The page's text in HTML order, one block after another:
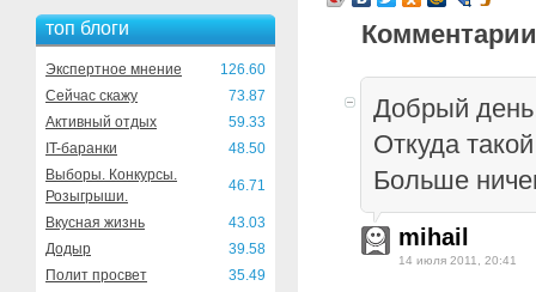
топ блоги
Экспертное мнение
126.60
Сейчас скажу
73.87
Активный отдых
59.33
IT-баранки
48.50
Выборы. Конкурсы.
Розыгрыши.
46.71
Вкусная жизнь
43.03
Додыр
39.58
Полит просвет
35.49
Добрый
Откуда
Больше
mihail
14 июля 2011, 20:41